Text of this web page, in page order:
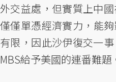
外交益處，但實質上中
僅僅單憑經濟實力，能
有限，因此沙伊復交一
MBS給予美國的連番難題